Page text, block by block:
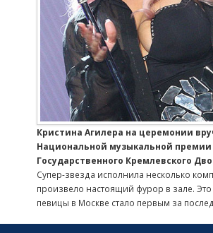
Кристина Агилера на церемонии
Национальной музыкальной премии
Государственного Кремлевского
Супер-звезда исполнила несколько
произвело настоящий фурор в зале. Это
певицы в Москве стало первым за